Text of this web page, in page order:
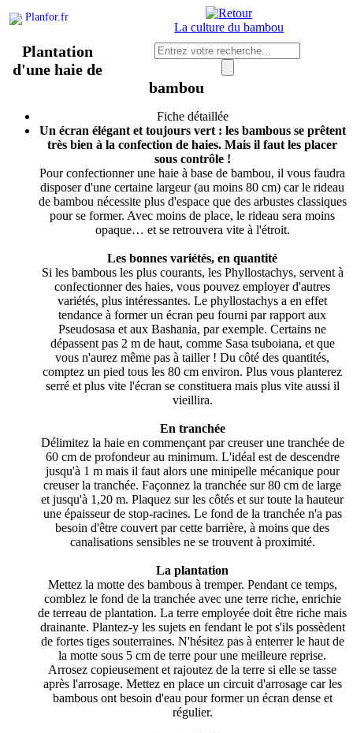
Planfor.fr
La culture du bambou
Plantation
d'une haie de
bambou
Fiche détaillée
Un écran élégant et toujours vert : les bambous se prêtent
très bien à la confection de haies. Mais il faut les placer
sous contrôle !
Pour confectionner une haie à base de bambou, il vous faudra
disposer d'une certaine largeur (au moins 80 cm) car le rideau
de bambou nécessite plus d'espace que des arbustes classiques
pour se former. Avec moins de place, le rideau sera moins
opaque… et se retrouvera vite à l'étroit.
Les bonnes variétés, en quantité
Si les bambous les plus courants, les Phyllostachys, servent à
confectionner des haies, vous pouvez employer d'autres
variétés, plus intéressantes. Le phyllostachys a en effet
tendance à former un écran peu fourni par rapport aux
Pseudosasa et aux Bashania, par exemple. Certains ne
dépassent pas 2 m de haut, comme Sasa tsuboiana, et que
vous n'aurez même pas à tailler ! Du côté des quantités,
comptez un pied tous les 80 cm environ. Plus vous planterez
serré et plus vite l'écran se constituera mais plus vite aussi il
vieillira.
En tranchée
Délimitez la haie en commençant par creuser une tranchée de
60 cm de profondeur au minimum. L'idéal est de descendre
jusqu'à 1 m mais il faut alors une minipelle mécanique pour
creuser la tranchée. Façonnez la tranchée sur 80 cm de large
et jusqu'à 1,20 m. Plaquez sur les côtés et sur toute la hauteur
une épaisseur de stop-racines. Le fond de la tranchée n'a pas
besoin d'être couvert par cette barrière, à moins que des
canalisations sensibles ne se trouvent à proximité.
La plantation
Mettez la motte des bambous à tremper. Pendant ce temps,
comblez le fond de la tranchée avec une terre riche, enrichie
de terreau de plantation. La terre employée doit être riche mais
drainante. Plantez-y les sujets en fendant le pot s'ils possèdent
de fortes tiges souterraines. N'hésitez pas à enterrer le haut de
la motte sous 5 cm de terre pour une meilleure reprise.
Arrosez copieusement et rajoutez de la terre si elle se tasse
après l'arrosage. Mettez en place un circuit d'arrosage car les
bambous ont besoin d'eau pour former un écran dense et
régulier.